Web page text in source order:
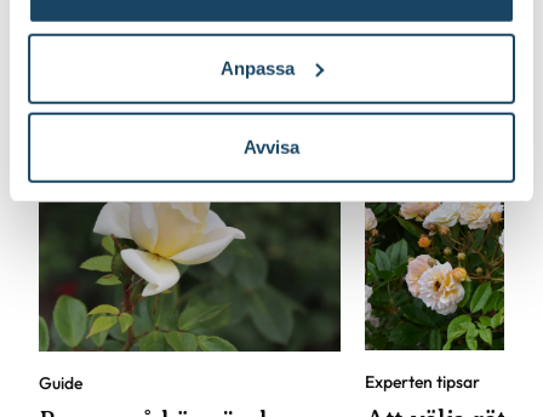
Anpassa
Avvisa
Guide Experten tipsar